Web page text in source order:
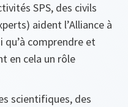
SPS, des civils
aident l’Alliance à
qu’à comprendre et
en cela un rôle
scientifiques, des